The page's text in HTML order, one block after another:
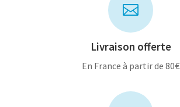

Livraison offerte
En France à partir de 80€